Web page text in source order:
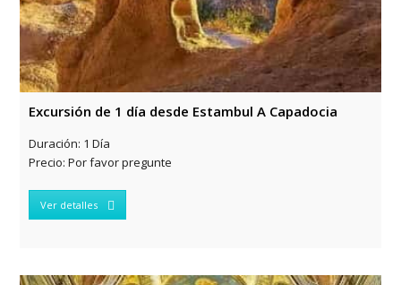
Excursión de 1 día desde Estambul A Capadocia
Duración: 1 Día
Precio: Por favor pregunte
Ver detalles